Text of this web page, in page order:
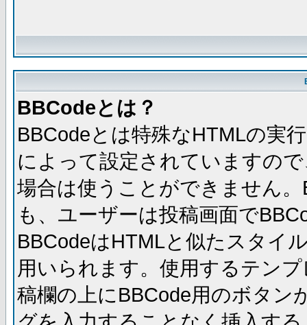
BBCodeとは？
BBCodeとは特殊なHTMLの実
によって設定されていますの
場合は使うことができません
も、ユーザーは投稿画面で
BBCodeはHTMLと似たスタイ
用いられます。使用するテン
稿欄の上にBBCode用のボタン